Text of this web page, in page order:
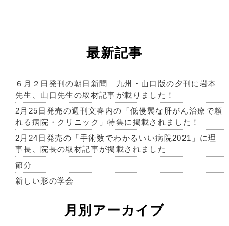
最新記事
６月２日発刊の朝日新聞 九州・山口版の夕刊に岩本
先生、山口先生の取材記事が載りました！
2月25日発売の週刊文春内の「低侵襲な肝がん治療で頼
れる病院・クリニック」特集に掲載されました！
2月24日発売の「手術数でわかるいい病院2021」に理
事長、院長の取材記事が掲載されました
節分
新しい形の学会
月別アーカイブ